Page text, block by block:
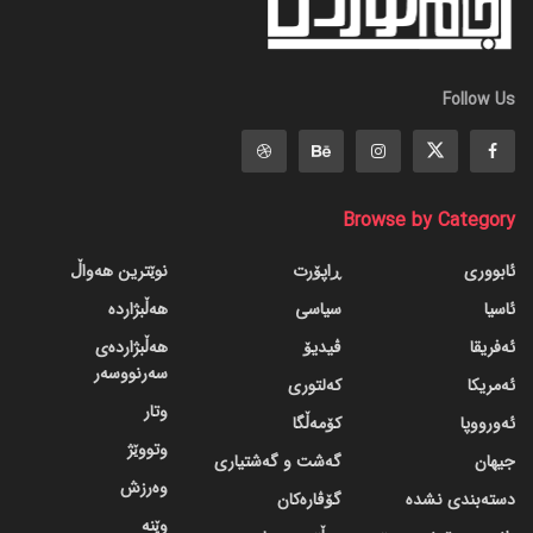
Follow Us
Browse by Category
ئابووری
ئاسیا
ئەفریقا
ئەمریکا
ئەورووپا
جیهان
دسته‌بندی نشده
ڕاپۆرت
سیاسی
ڤیدیۆ
کەلتوری
کۆمەڵگا
گه‌شت و گه‌شتیاری
گۆڤاره‌کان
نوێترین هەواڵ
هەڵبژاردە
هەڵبژاردەی
سەرنووسەر
وتار
وتووێژ
وەرزش
وێنە